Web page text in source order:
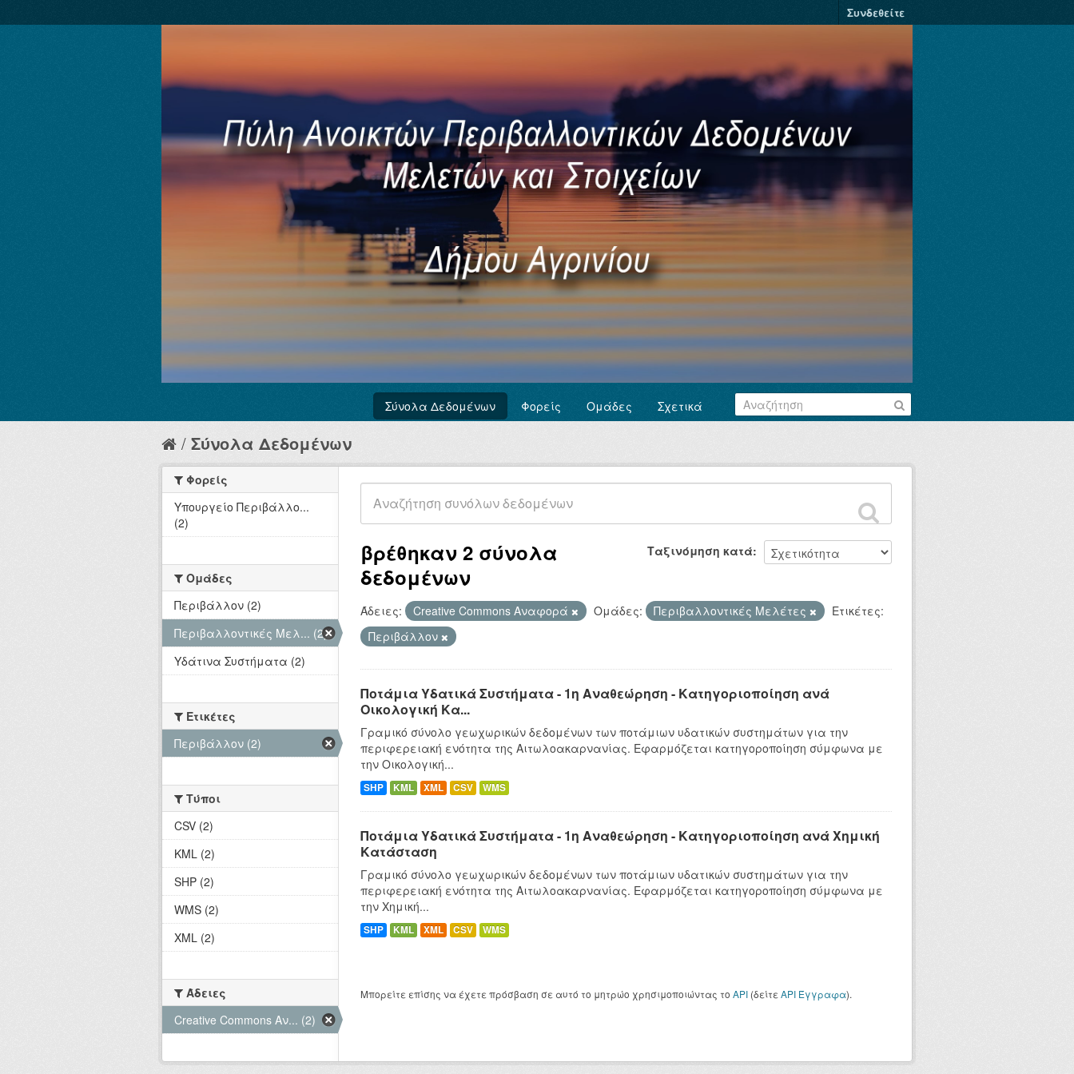
Συνδεθείτε
Σύνολα Δεδομένων Φορείς Ομάδες Σχετικά
Σύνολα Δεδομένων
Ταξινόμηση κατά
βρέθηκαν 2 σύνολα
δεδομένων
Άδειες: Creative Commons Αναφορά Ομάδες: Περιβαλλοντικές Μελέτες
Ετικέτες:
Περιβάλλον
Ποτάμια Υδατικά Συστήματα - 1η Αναθεώρηση - Κατηγοριοποίηση ανά
Οικολογική Κα...
Γραμικό σύνολο γεωχωρικών δεδομένων των ποτάμιων υδατικών συστημάτων για την
περιφερειακή ενότητα της Αιτωλοακαρνανίας. Εφαρμόζεται κατηγοροποίηση σύμφωνα με
την Οικολογική...
SHP KML XML CSV WMS
Ποτάμια Υδατικά Συστήματα - 1η Αναθεώρηση - Κατηγοριοποίηση ανά Χημική
Κατάσταση
Γραμικό σύνολο γεωχωρικών δεδομένων των ποτάμιων υδατικών συστημάτων για την
περιφερειακή ενότητα της Αιτωλοακαρνανίας. Εφαρμόζεται κατηγοροποίηση σύμφωνα με
την Χημική...
SHP KML XML CSV WMS
Μπορείτε επίσης να έχετε πρόσβαση σε αυτό το μητρώο χρησιμοποιώντας το API (δείτε API Έγγραφα).
Φορείς
Υπουργείο Περιβάλλο...
(2)
Ομάδες
Περιβάλλον (2)
Περιβαλλοντικές Μελ... (2)
Υδάτινα Συστήματα (2)
Ετικέτες
Περιβάλλον (2)
Τύποι
CSV (2)
KML (2)
SHP (2)
WMS (2)
XML (2)
Άδειες
Creative Commons Αν... (2)